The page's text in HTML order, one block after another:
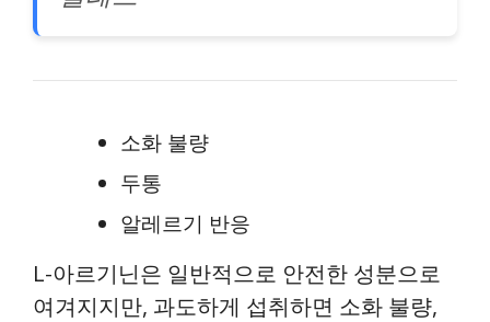
소화 불량
두통
알레르기 반응
L-아르기닌은 일반적으로 안전한 성분으로
여겨지지만, 과도하게 섭취하면 소화 불량,